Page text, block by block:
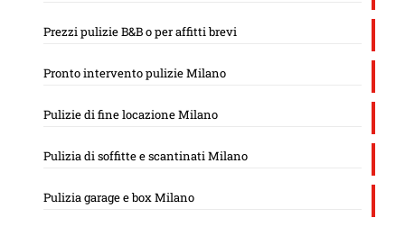
Prezzi pulizie B&B o per affitti brevi
Pronto intervento pulizie Milano
Pulizie di fine locazione Milano
Pulizia di soffitte e scantinati Milano
Pulizia garage e box Milano